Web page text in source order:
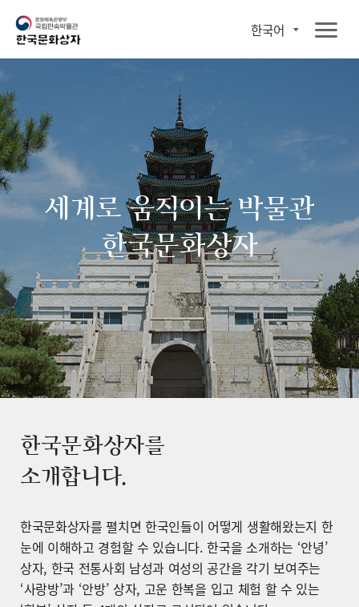
한국어
세계로 움직이는 박물관
한국문화상자
한국문화상자를
소개합니다.
한국문화상자를 펼치면 한국인들이 어떻게 생활해왔는지 한
눈에 이해하고 경험할 수 있습니다. 한국을 소개하는 ‘안녕’
상자, 한국 전통사회 남성과 여성의 공간을 각기 보여주는
‘사랑방’과 ‘안방’ 상자, 고운 한복을 입고 체험 할 수 있는